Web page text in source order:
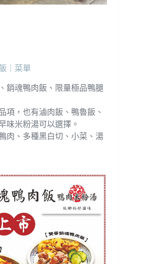
｜菜單
銷魂鴨肉飯、限量極品鴨腿
項，也有滷肉飯、鴨魯飯、
味米粉湯可以選擇。
肉、多種黑白切、小菜、湯